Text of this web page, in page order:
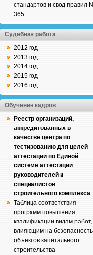
стандартов и свод правил N
365
Судебная работа
2012 год
2013 год
2014 год
2015 год
2016 год
Обучение кадров
Реестр организаций,
аккредитованных в
качестве центра по
тестированию для целей
аттестации по Единой
системе аттестации
руководителей и
специалистов
строительного комплекса
Таблица соответствия
программ повышения
квалификации видам работ,
влияющим на безопасность
объектов капитального
строительства